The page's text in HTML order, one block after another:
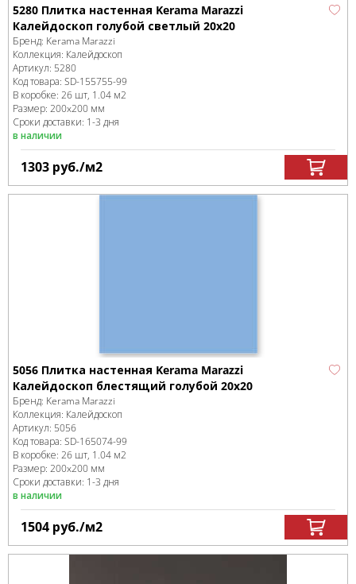
5280 Плитка настенная Kerama Marazzi
Калейдоскоп голубой светлый 20х20
Бренд: Kerama Marazzi
Коллекция: Калейдоскоп
Артикул: 5280
Код товара: SD-155755-99
В коробке: 26 шт, 1.04 м2
Размер: 200x200 мм
Сроки доставки: 1-3 дня
в наличии
1303 руб./м2
5056 Плитка настенная Kerama Marazzi
Калейдоскоп блестящий голубой 20x20
Бренд: Kerama Marazzi
Коллекция: Калейдоскоп
Артикул: 5056
Код товара: SD-165074-99
В коробке: 26 шт, 1.04 м2
Размер: 200x200 мм
Сроки доставки: 1-3 дня
в наличии
1504 руб./м2